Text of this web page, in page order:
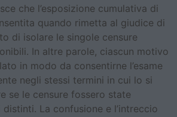
che l’esposizione cumulativa di
quando rimetta al giudice di
di isolare le singole censure
In altre parole, ciascun motivo
in modo da consentirne l’esame
negli stessi termini in cui lo si
se le censure fossero state
La confusione e l’intreccio